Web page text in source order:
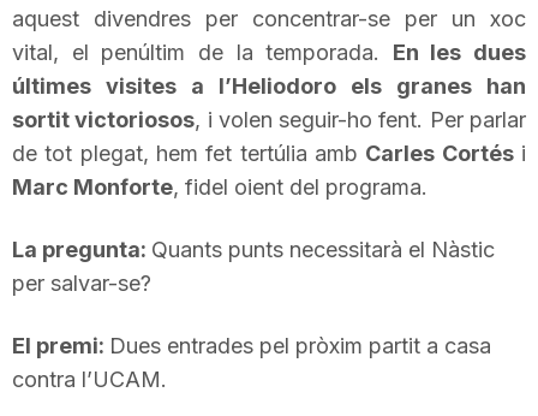
T
a
r
a
aquest divendres per concentrar-se per un xoc
vital, el penúltim de la temporada. En les dues
últimes visites a l’Heliodoro els granes han
sortit victoriosos, i volen seguir-ho fent. Per parlar
de tot plegat, hem fet tertúlia amb Carles Cortési
Marc Monforte, fidel oient del programa.
La pregunta: Quants punts necessitarà el Nàstic
per salvar-se?
El premi: Dues entrades pel pròxim partit a casa
contra l’UCAM.